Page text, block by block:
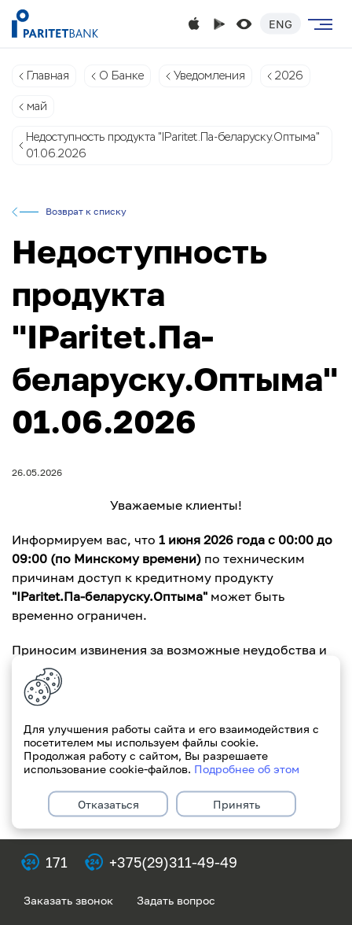
ENG
Главная О Банке Уведомления 2026
май
Недоступность продукта "IParitet.Па-беларуску.Оптыма"
01.06.2026
Возврат к списку
Недоступность
продукта
"IParitet.Па-
беларуску.Оптыма"
01.06.2026
26.05.2026
Уважаемые клиенты!
Информируем вас, что 1 июня 2026 года с 00:00 до
09:00 (по Минскому времени) по техническим
причинам доступ к кредитному продукту
"IParitet.Па-беларуску.Оптыма" может быть
временно ограничен.
Приносим извинения за возможные неудобства и
благодарим за понимание.
С уважением, команда Paritetbank.
171 +375(29)311-49-49
Заказать звонок Задать вопрос
Для улучшения работы сайта и его взаимодействия с
посетителем мы используем файлы cookie.
Продолжая работу с сайтом, Вы разрешаете
использование cookie-файлов. Подробнее об этом
Отказаться Принять